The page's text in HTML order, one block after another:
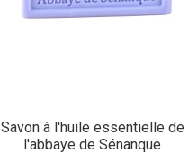
Savon à l'huile essentielle de
l'abbaye de Sénanque